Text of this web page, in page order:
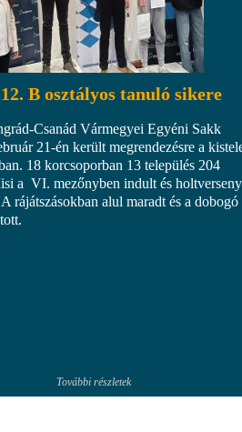
B osztályos tanuló sikere
Csanád Vármegyei Egyéni Sakk
21-én került megrendezésre a
18 korcsoporban 13 település 204
a VI. mezőnyben indult és
rájátszásokban alul maradt és a dobogó
További részletek